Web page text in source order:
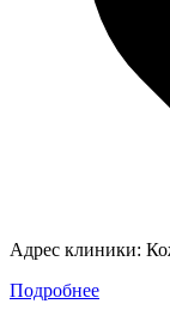
Адрес клиники:
Подробнее